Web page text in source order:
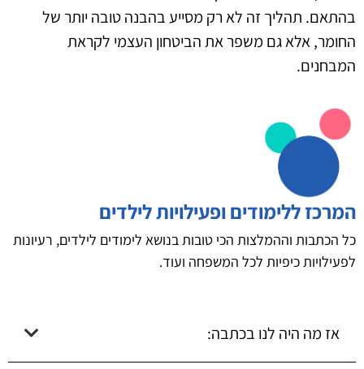
בהתאם. תהליך זה לא רק מסייע בהבנה טובה יותר של
החומר, אלא גם משפר את הביטחון העצמי לקראת
המבחנים.
המרכז ללימודים ופעילויות לילדים
כל הכתבות וההמלצות הכי טובות בנושא לימודים לילדים, רעיונות
לפעילויות כיפיות לכל המשפחה ועוד.
אז מה היה לנו בכתבה: